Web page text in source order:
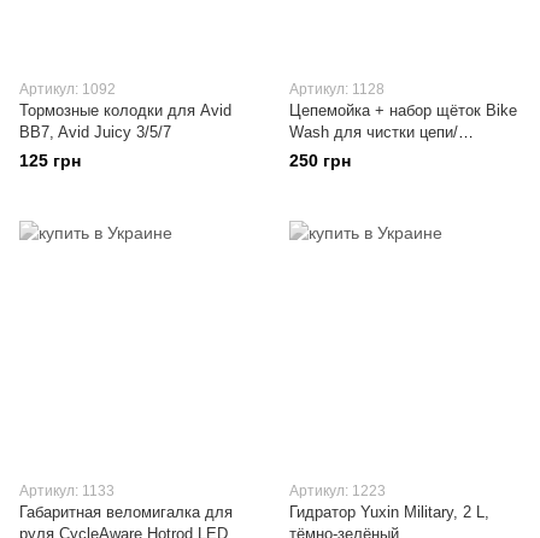
Артикул: 1092
Тормозные колодки для Avid
BB7, Avid Juicy 3/5/7
125 грн
Артикул: 1128
Цепемойка + набор щёток Bike
Wash для чистки цепи/
кассеты, универсальный
250 грн
Артикул: 1133
Габаритная веломигалка для
руля CycleAware Hotrod LED
Артикул: 1223
Гидратор Yuxin Military, 2 L,
тёмно-зелёный